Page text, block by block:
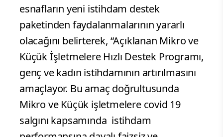
esnafların yeni istihdam destek
paketinden faydalanmalarının yararlı
olacağını belirterek, “Açıklanan Mikro ve
Küçük İşletmelere Hızlı Destek Programı,
genç ve kadın istihdamının artırılmasını
amaçlayor. Bu amaç doğrultusunda
Mikro ve Küçük işletmelere covid 19
salgını kapsamında istihdam